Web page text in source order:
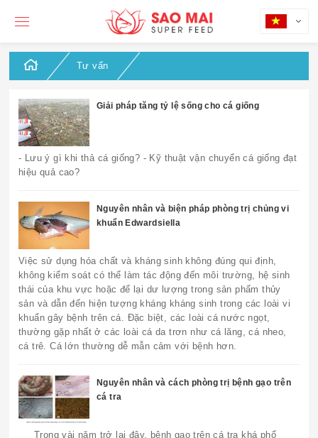
Tư vấn
Giải pháp tăng tỷ lệ sống cho cá giống
- Lưu ý gì khi thả cá giống? - Kỹ thuật vận chuyển cá giống đạt
hiệu quả cao?
Nguyên nhân và biện pháp phòng trị chủng vi
khuẩn Edwardsiella
Việc sử dụng hóa chất và kháng sinh không đúng qui định,
không kiểm soát có thể làm tác động đến môi trường, hệ sinh
thái của khu vực hoặc để lại dư lượng trong sản phẩm thủy
sản và dẫn đến hiện tượng kháng kháng sinh trong các loài vi
khuẩn gây bệnh trên cá. Đặc biệt, các loài cá nước ngọt,
thường gặp nhất ở các loài cá da trơn như cá lăng, cá nheo,
cá trê. Cá lớn thường dễ mẫn cảm với bệnh hơn.
Nguyên nhân và cách phòng trị bệnh gạo trên
cá tra
Trong vài năm trở lại đây, bệnh gạo trên cá tra khá phổ